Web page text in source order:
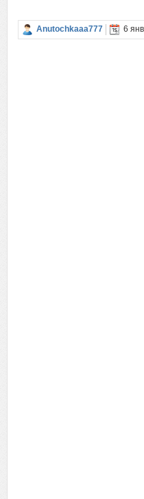
Anutochkaaa777 6